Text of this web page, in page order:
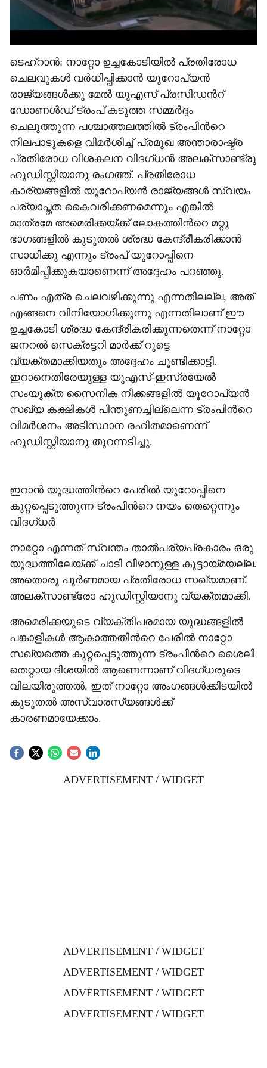
ടെഹ്റാൻ: നാറ്റോ ഉച്ചകോടിയിൽ പ്രതിരോധ
ചെലവുകൾ വർധിപ്പിക്കാൻ യൂറോപ്യൻ
രാജ്യങ്ങൾക്കു മേൽ യുഎസ് പ്രസിഡന്‍റ്
ഡോണൾഡ് ട്രംപ് കടുത്ത സമ്മർദ്ദം
ചെലുത്തുന്ന പശ്ചാത്തലത്തിൽ ട്രംപിന്‍റെ
നിലപാടുകളെ വിമർശിച്ച് പ്രമുഖ അന്താരാഷ്ട്ര
പ്രതിരോധ വിശകലന വിദഗ്ധൻ അലക്സാണ്ട്രു
ഹുഡിസ്റ്റിയാനു രംഗത്ത്. പ്രതിരോധ
കാര്യങ്ങളിൽ യൂറോപ്യൻ രാജ്യങ്ങൾ സ്വയം
പര്യാപ്തത കൈവരിക്കണമെന്നും എങ്കിൽ
മാത്രമേ അമെരിക്കയ്ക്ക് ലോകത്തിന്‍റെ മറ്റു
ഭാഗങ്ങളിൽ കൂടുതൽ ശ്രദ്ധ കേന്ദ്രീകരിക്കാൻ
സാധിക്കൂ എന്നും ട്രംപ് യൂറോപ്പിനെ
ഓർമിപ്പിക്കുകയാണെന്ന് അദ്ദേഹം പറഞ്ഞു.
പണം എത്ര ചെലവഴിക്കുന്നു എന്നതിലല്ല, അത്
എങ്ങനെ വിനിയോഗിക്കുന്നു എന്നതിലാണ് ഈ
ഉച്ചകോടി ശ്രദ്ധ കേന്ദ്രീകരിക്കുന്നതെന്ന് നാറ്റോ
ജനറൽ സെക്രട്ടറി മാർക്ക് റുട്ടെ
വ്യക്തമാക്കിയതും അദ്ദേഹം ചൂണ്ടിക്കാട്ടി.
ഇറാനെതിരേയുള്ള യുഎസ്-ഇസ്രയേൽ
സംയുക്ത സൈനിക നീക്കങ്ങളിൽ യൂറോപ്യൻ
സഖ്യ കക്ഷികൾ പിന്തുണച്ചില്ലെന്ന ട്രംപിന്‍റെ
വിമർശനം അടിസ്ഥാന രഹിതമാണെന്ന്
ഹുഡിസ്റ്റിയാനു തുറന്നടിച്ചു.
ഇറാൻ യുദ്ധത്തിന്‍റെ പേരിൽ യൂറോപ്പിനെ
കുറ്റപ്പെടുത്തുന്ന ട്രംപിന്‍റെ നയം തെറ്റെന്നും
വിദഗ്ധർ
നാറ്റോ എന്നത് സ്വന്തം താൽപര്യപ്രകാരം ഒരു
യുദ്ധത്തിലേയ്ക്ക് ചാടി വീഴാനുള്ള കൂട്ടായ്മയല്ല.
അതൊരു പൂർണമായ പ്രതിരോധ സഖ്യമാണ്.
അലക്സാണ്ട്രോ ഹുഡിസ്റ്റിയാനു വ്യക്തമാക്കി.
അമെരിക്കയുടെ വ്യക്തിപരമായ യുദ്ധങ്ങളിൽ
പങ്കാളികൾ ആകാത്തതിന്‍റെ പേരിൽ നാറ്റോ
സഖ്യത്തെ കുറ്റപ്പെടുത്തുന്ന ട്രംപിന്‍റെ ശൈലി
തെറ്റായ ദിശയിൽ ആണെന്നാണ് വിദഗ്ധരുടെ
വിലയിരുത്തൽ. ഇത് നാറ്റോ അംഗങ്ങൾക്കിടയിൽ
കൂടുതൽ അസ്വാരസ്യങ്ങൾക്ക്
കാരണമായേക്കാം.
ADVERTISEMENT / WIDGET
ADVERTISEMENT / WIDGET
ADVERTISEMENT / WIDGET
ADVERTISEMENT / WIDGET
ADVERTISEMENT / WIDGET